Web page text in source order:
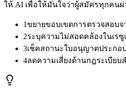
ให้ AI เพื่อให้มั่นใจว่าผู้สมัครทุกคน
1ขยายขอบเขตการตรวจสอบ
2ระบุความไม่สอดคล้องในเรซู
3เช็คสถานะใบอนุญาตประกอ
4ลดความเสี่ยงด้านกฎระเบีย